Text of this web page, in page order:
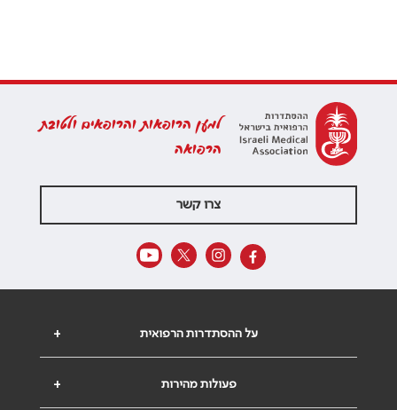
למען הרופאות והרופאים ולטובת
הרפואה
צרו קשר
+ על ההסתדרות הרפואית
+ פעולות מהירות